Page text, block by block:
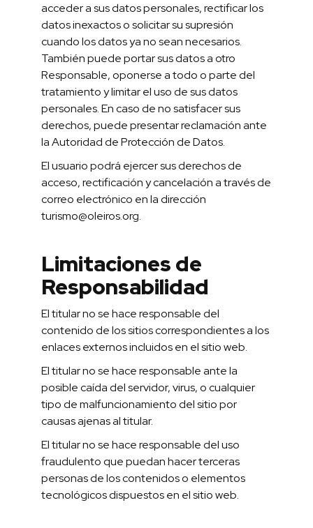
acceder a sus datos personales, rectificar los
datos inexactos o solicitar su supresión
cuando los datos ya no sean necesarios.
También puede portar sus datos a otro
Responsable, oponerse a todo o parte del
tratamiento y limitar el uso de sus datos
personales. En caso de no satisfacer sus
derechos, puede presentar reclamación ante
la Autoridad de Protección de Datos.
El usuario podrá ejercer sus derechos de
acceso, rectificación y cancelación a través de
correo electrónico en la dirección
turismo@oleiros.org.
Limitaciones de
Responsabilidad
El titular no se hace responsable del
contenido de los sitios correspondientes a los
enlaces externos incluidos en el sitio web.
El titular no se hace responsable ante la
posible caída del servidor, virus, o cualquier
tipo de malfuncionamiento del sitio por
causas ajenas al titular.
El titular no se hace responsable del uso
fraudulento que puedan hacer terceras
personas de los contenidos o elementos
tecnológicos dispuestos en el sitio web.